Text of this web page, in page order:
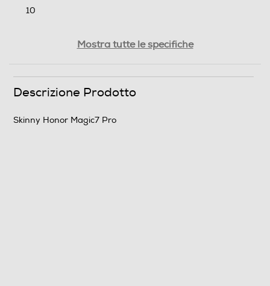
10
Informazioni sulla sicurezza del prodotto
Clicca qui
Mostra tutte le specifiche
Descrizione Prodotto
Skinny Honor Magic7 Pro